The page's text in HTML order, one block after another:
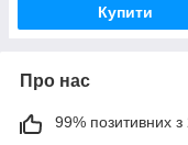
Купити
Про нас
99% позитивних з